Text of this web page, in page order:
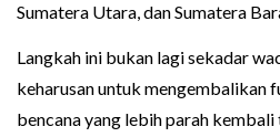
Sumatera Utara, dan Sumatera
Langkah ini bukan lagi sekadar
keharusan untuk mengembalikan
bencana yang lebih parah kembali